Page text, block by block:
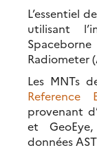
L’essentiel
utilisant
Radiometer
Les MNTs
Reference
provenant
et
données